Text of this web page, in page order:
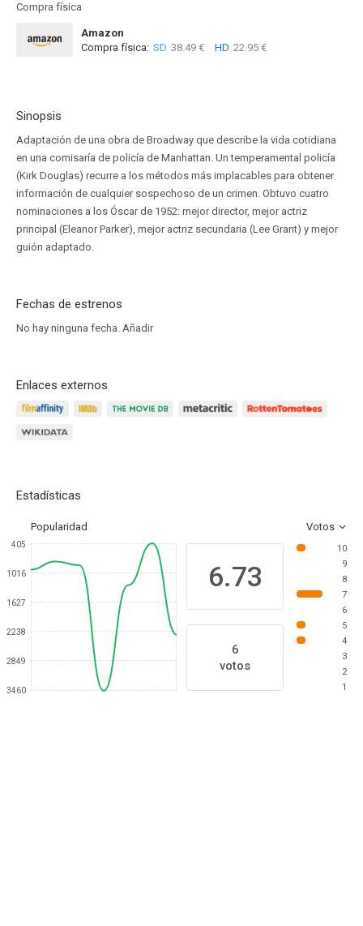
Compra física
Amazon
Compra física: SD 38.49 € HD 22.95 €
Sinopsis
Adaptación de una obra de Broadway que describe la vida cotidiana
en una comisaría de policía de Manhattan. Un temperamental policía
(Kirk Douglas) recurre a los métodos más implacables para obtener
información de cualquier sospechoso de un crimen. Obtuvo cuatro
nominaciones a los Óscar de 1952: mejor director, mejor actriz
principal (Eleanor Parker), mejor actriz secundaria (Lee Grant) y mejor
guión adaptado.
Fechas de estrenos
No hay ninguna fecha. Añadir
Enlaces externos
Estadísticas
Popularidad Votos
405
1016
1627
2238
2849
3460
6.73
6
votos
10
9
8
7
6
5
4
3
2
1